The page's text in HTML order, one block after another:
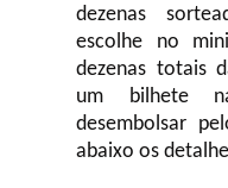
dezenas
escolhe no
dezenas totais
um bilhete
desembolsar
abaixo os